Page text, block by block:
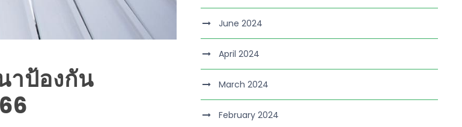
าป้องกัน
June 2024
April 2024
March 2024
February 2024